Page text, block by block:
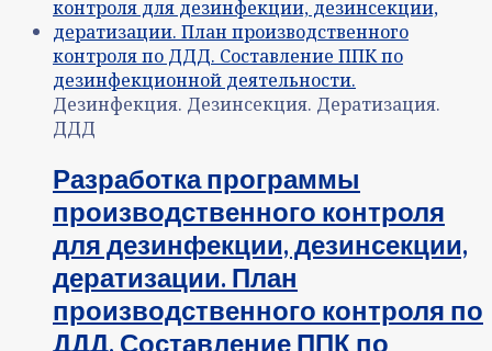
Дезинфекция. Дезинсекция. Дератизация.
ДДД
Разработка программы
производственного контроля
для дезинфекции, дезинсекции,
дератизации. План
производственного контроля по
ДДД. Составление ППК по